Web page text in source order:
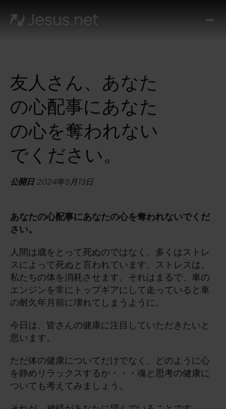
ミ
せ
あ
わ
ズ
友人さん、あなた
の心配事にあなた
の心を奪われない
でください。
公開日2024年5月13日
あなたの心配事にあなたの心を奪われないでくだ
さい。
人間は歳をとって死ぬのではなく、多くはストレ
スによって死ぬと言われています。ストレスは、
私たちの体を消耗させます。それはまるで、車の
エンジンを常にトップギアにして走っていると車
の耐久年月前に壊れてしまうように。
今日は、皆さんの健康に注目していただきたいと
思います。
ただ体の健康についてだけでなく、どのように心
を静めリラックスするか・・・魂と思考の健康に
ついても考えてみましょう。